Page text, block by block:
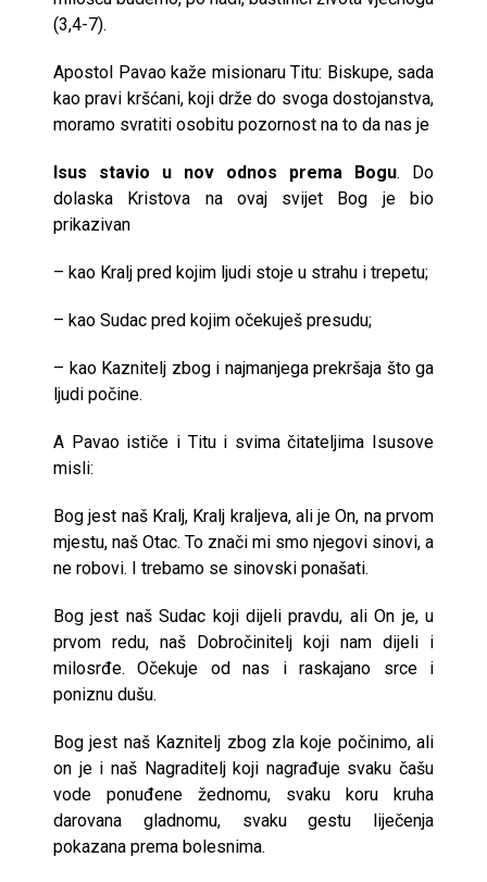
(3,4-7).
Apostol Pavao kaže misionaru Titu: Biskupe, sada
kao pravi kršćani, koji drže do svoga dostojanstva,
moramo svratiti osobitu pozornost na to da nas je
Isus stavio u nov odnos prema Bogu. Do
dolaska Kristova na ovaj svijet Bog je bio
prikazivan
– kao Kralj pred kojim ljudi stoje u strahu i trepetu;
– kao Sudac pred kojim očekuješ presudu;
– kao Kaznitelj zbog i najmanjega prekršaja što ga
ljudi počine.
A Pavao ističe i Titu i svima čitateljima Isusove
misli:
Bog jest naš Kralj, Kralj kraljeva, ali je On, na prvom
mjestu, naš Otac. To znači mi smo njegovi sinovi, a
ne robovi. I trebamo se sinovski ponašati.
Bog jest naš Sudac koji dijeli pravdu, ali On je, u
prvom redu, naš Dobročinitelj koji nam dijeli i
milosrđe. Očekuje od nas i raskajano srce i
poniznu dušu.
Bog jest naš Kaznitelj zbog zla koje počinimo, ali
on je i naš Nagraditelj koji nagrađuje svaku čašu
vode ponuđene žednomu, svaku koru kruha
darovana gladnomu, svaku gestu liječenja
pokazana prema bolesnima.